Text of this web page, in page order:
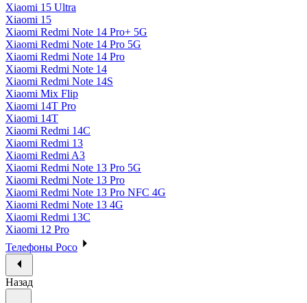
Xiaomi 15 Ultra
Xiaomi 15
Xiaomi Redmi Note 14 Pro+ 5G
Xiaomi Redmi Note 14 Pro 5G
Xiaomi Redmi Note 14 Pro
Xiaomi Redmi Note 14
Xiaomi Redmi Note 14S
Xiaomi Mix Flip
Xiaomi 14T Pro
Xiaomi 14T
Xiaomi Redmi 14C
Xiaomi Redmi 13
Xiaomi Redmi A3
Xiaomi Redmi Note 13 Pro 5G
Xiaomi Redmi Note 13 Pro
Xiaomi Redmi Note 13 Pro NFC 4G
Xiaomi Redmi Note 13 4G
Xiaomi Redmi 13C
Xiaomi 12 Pro
Телефоны Poco
Назад